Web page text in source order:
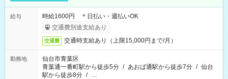
給与
時給1600円 ＊日払い・週払いOK
交通費別途支給あり
交通費 交通時支給あり（上限15,000円まで/月）
勤務地
仙台市青葉区
青葉通一番町駅から徒歩5分 / あおば通駅から徒歩7分 / 仙台
駅から徒歩8分 / …